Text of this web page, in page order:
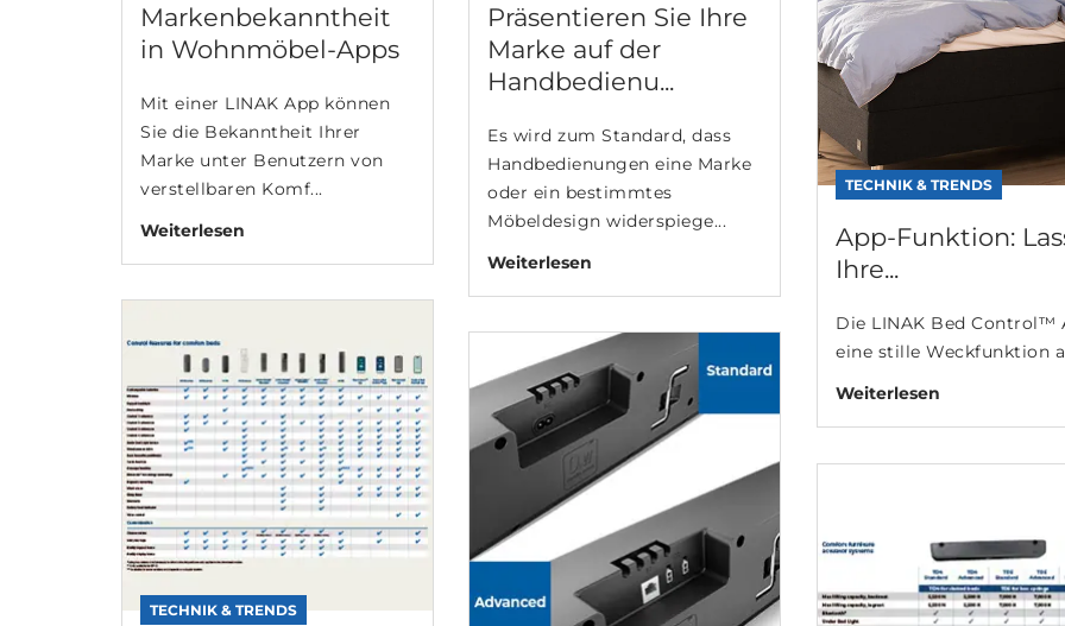
Markenbekanntheit
in Wohnmöbel-Apps
Mit einer LINAK App können
Sie die Bekanntheit Ihrer
Marke unter Benutzern von
verstellbaren Komf...
Weiterlesen
Präsentieren Sie Ihre
Marke auf der
Handbedienu...
Es wird zum Standard, dass
Handbedienungen eine Marke
oder ein bestimmtes
Möbeldesign widerspiege...
Weiterlesen
TECHNIK & TRENDS
App-Funktion:
Ihre...
Die LINAK Bed
eine stille Weckfunktion
Weiterlesen
TECHNIK & TRENDS